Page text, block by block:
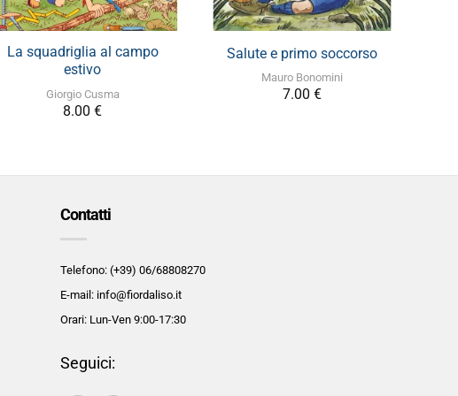
+
La squadriglia al campo
estivo
Giorgio Cusma
8.00 €
+
Salute e primo soccorso
Mauro Bonomini
7.00 €
Contatti
Telefono: (+39) 06/68808270
E-mail: info@fiordaliso.it
Orari: Lun-Ven 9:00-17:30
Seguici: